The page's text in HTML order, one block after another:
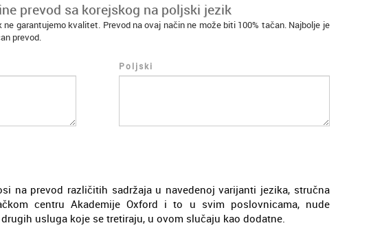
prevod sa korejskog na poljski jezik
garantujemo kvalitet. Prevod na ovaj način ne može biti 100% tačan. Najbolje je
prevod.
Poljski
na prevod različitih sadržaja u navedenoj varijanti jezika, stručna
centru Akademije Oxford i to u svim poslovnicama, nude
usluga koje se tretiraju, u ovom slučaju kao dodatne.